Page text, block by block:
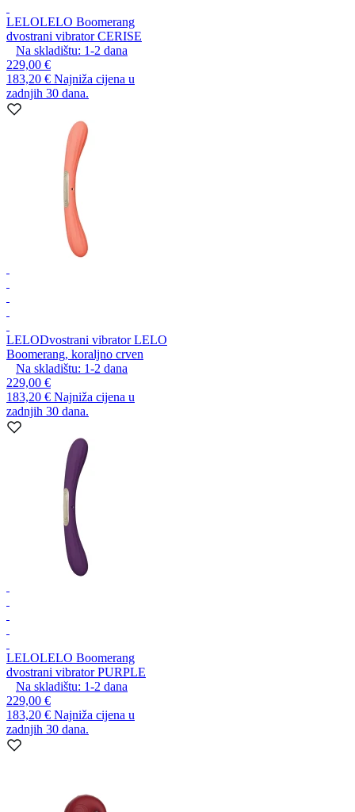
LELOLELO Boomerang
dvostrani vibrator CERISE
Na skladištu: 1-2 dana
229,00 €
183,20 € Najniža cijena u
zadnjih 30 dana.
LELODvostrani vibrator LELO
Boomerang, koraljno crven
Na skladištu: 1-2 dana
229,00 €
183,20 € Najniža cijena u
zadnjih 30 dana.
LELOLELO Boomerang
dvostrani vibrator PURPLE
Na skladištu: 1-2 dana
229,00 €
183,20 € Najniža cijena u
zadnjih 30 dana.